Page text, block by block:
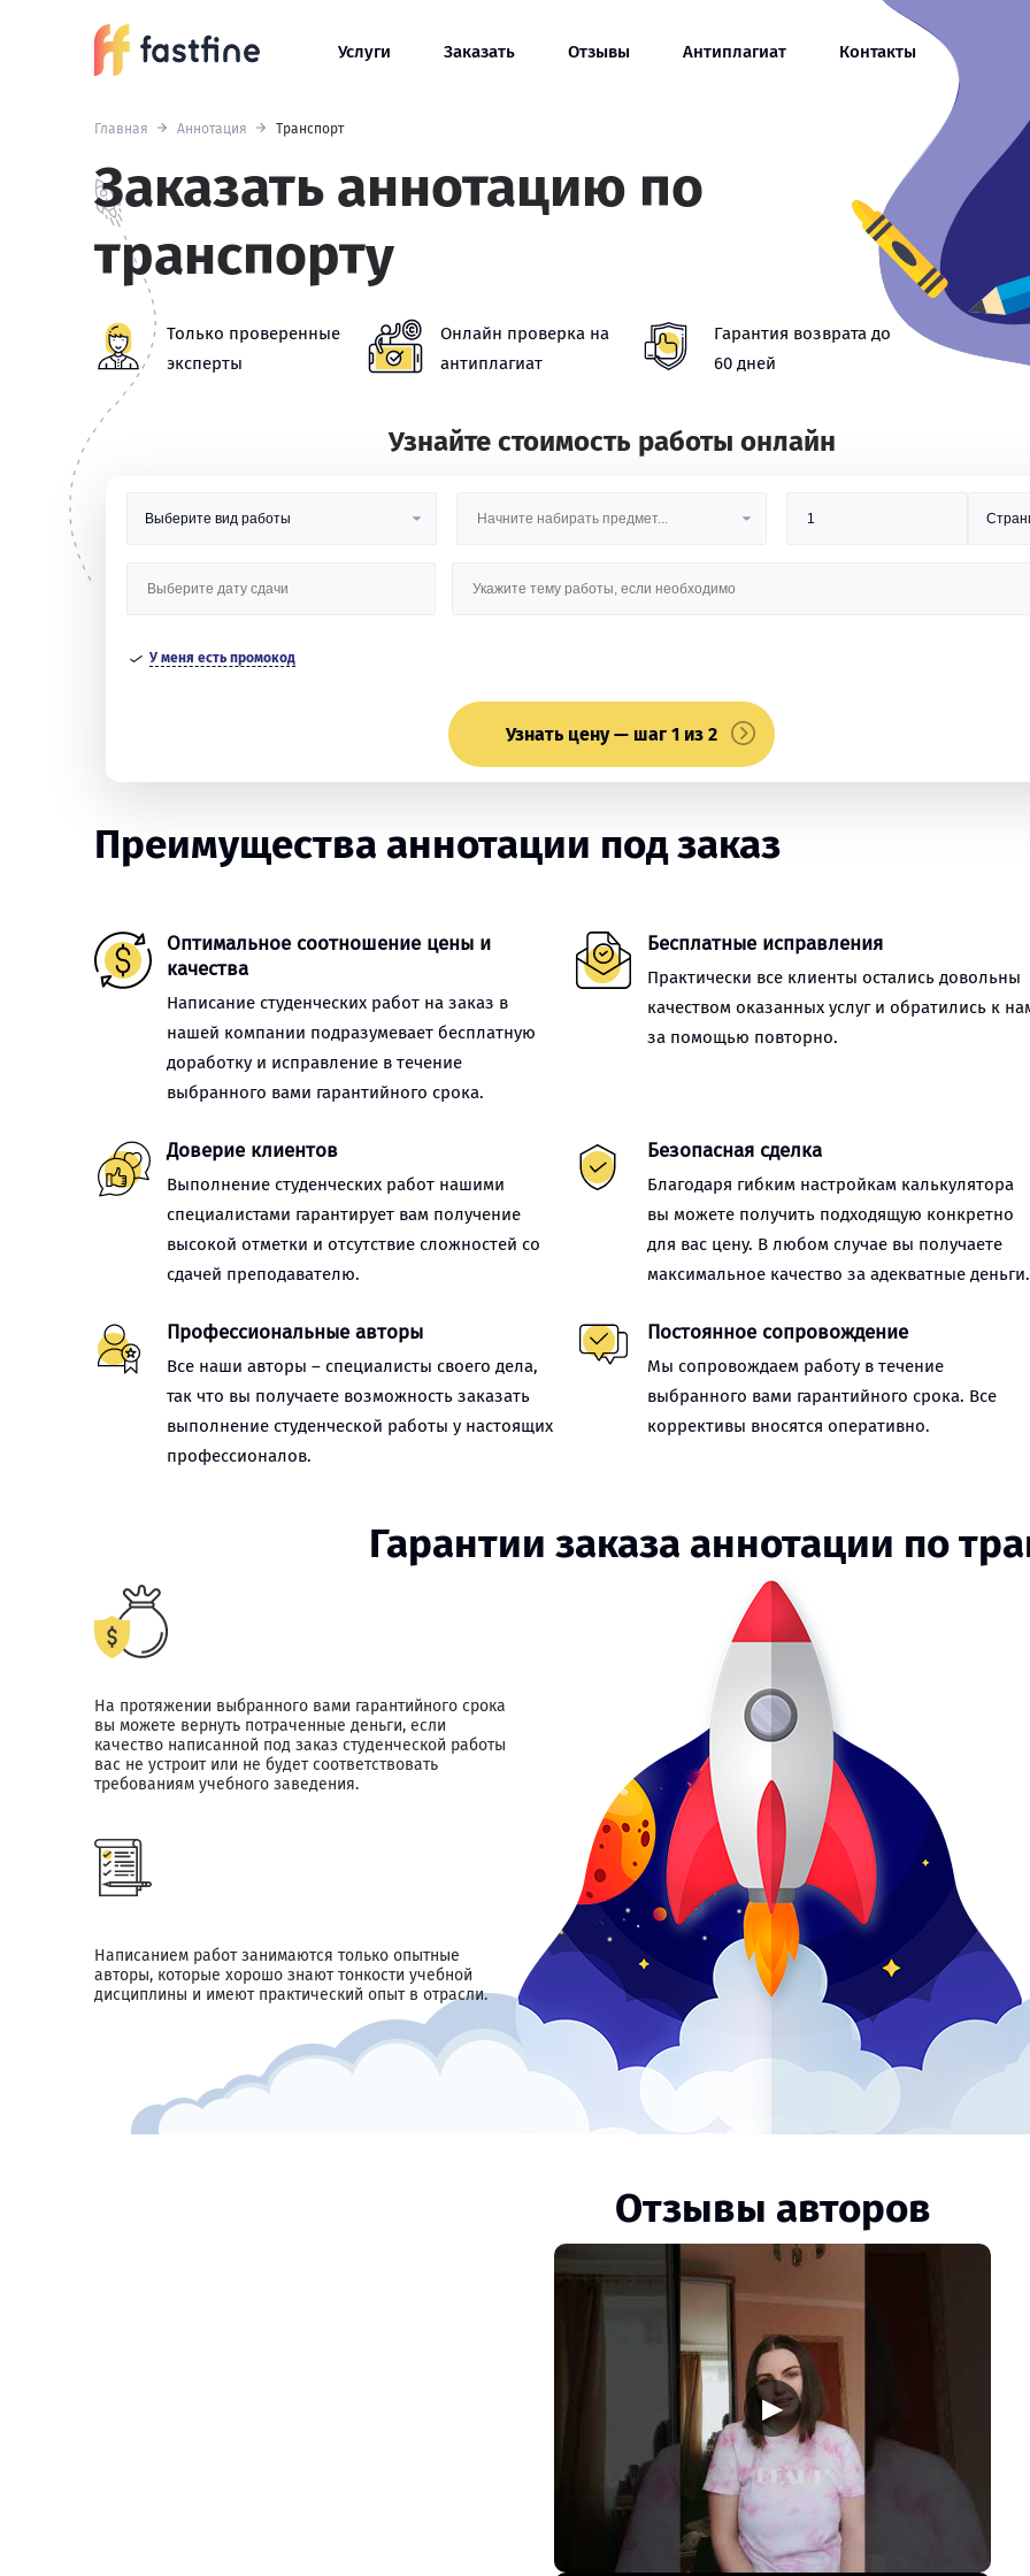
Услуги Заказать Отзывы Антиплагиат Контакты
Главная Аннотация Транспорт
Заказать аннотацию по
транспорту
Только проверенные
эксперты
Онлайн проверка на
антиплагиат
Гарантия возврата до
60 дней
Узнайте стоимость работы онлайн
У меня есть промокод
Узнать цену — шаг 1 из 2
Преимущества аннотации под заказ
Оптимальное соотношение цены и
качества
Написание студенческих работ на заказ в
нашей компании подразумевает бесплатную
доработку и исправление в течение
выбранного вами гарантийного срока.
Бесплатные исправления
Практически все клиенты остались довольны
качеством оказанных услуг и обратились к
за помощью повторно.
Доверие клиентов
Выполнение студенческих работ нашими
специалистами гарантирует вам получение
высокой отметки и отсутствие сложностей со
сдачей преподавателю.
Безопасная сделка
Благодаря гибким настройкам калькулятора
вы можете получить подходящую конкретно
для вас цену. В любом случае вы получаете
максимальное качество за адекватные деньги.
Профессиональные авторы
Все наши авторы – специалисты своего дела,
так что вы получаете возможность заказать
выполнение студенческой работы у настоящих
профессионалов.
Постоянное сопровождение
Мы сопровождаем работу в течение
выбранного вами гарантийного срока. Все
коррективы вносятся оперативно.
Гарантии заказа аннотации по
На протяжении выбранного вами гарантийного срока
вы можете вернуть потраченные деньги, если
качество написанной под заказ студенческой работы
вас не устроит или не будет соответствовать
требованиям учебного заведения.
Написанием работ занимаются только опытные
авторы, которые хорошо знают тонкости учебной
дисциплины и имеют практический опыт в отрасли.
Отзывы авторов
▶